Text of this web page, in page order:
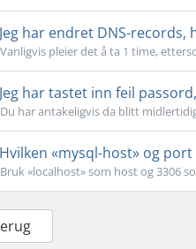
har endret DNS-
Vanligvis pleier det å ta 1 time,
har tastet inn feil
Du har antakeligvis da blitt
«mysql-host» og port
Bruk «localhost» som host og 3306